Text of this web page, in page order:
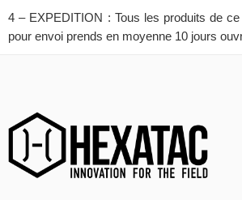
4 – EXPEDITION : Tous les produits de
pour envoi prends en moyenne 10 jours